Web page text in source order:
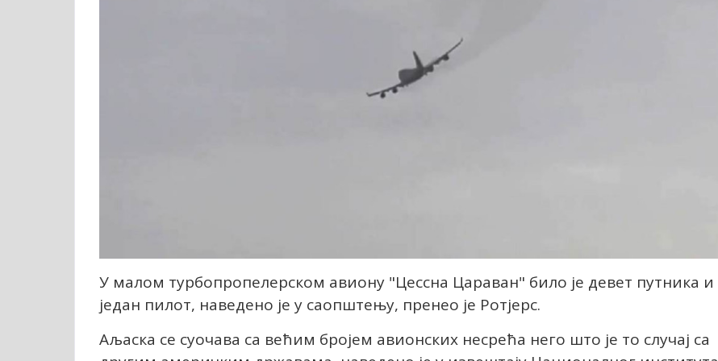
У малом турбопропелерском авиону "Цессна Цараван" било је девет путника и
један пилот, наведено је у саопштењу, пренео је Ротјерс.
Аљаска се суочава са већим бројем авионских несрећа него што је то случај са